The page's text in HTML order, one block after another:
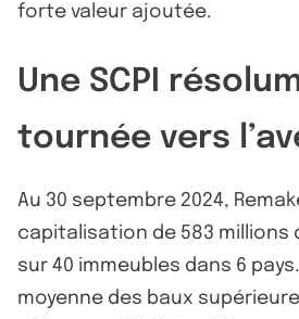
forte valeur ajoutée.
Une SCPI
tournée vers
Au 30 septembre 2024,
capitalisation de 583 millions
sur 40 immeubles dans 6
moyenne des baux supérieure